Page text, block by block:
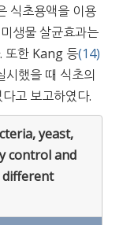
식초용액을 이용
생물 살균효과는
또한 Kang 등(14)
시했을 때 식초의
고 보고하였다.
yeast,
control and
different